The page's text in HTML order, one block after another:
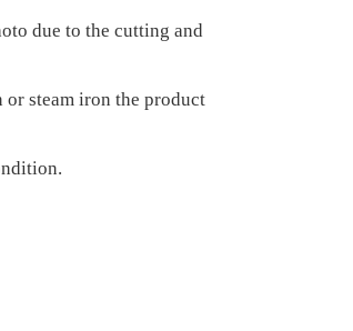
due to the cutting and
or steam iron the product